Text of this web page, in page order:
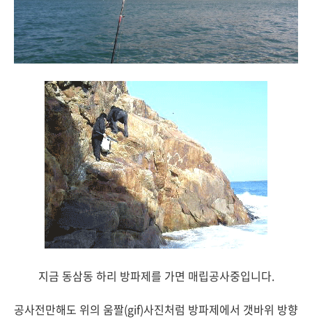
지금 동삼동 하리 방파제를 가면 매립공사중입니다.
공사전만해도 위의 움짤(gif)사진처럼 방파제에서 갯바위 방향